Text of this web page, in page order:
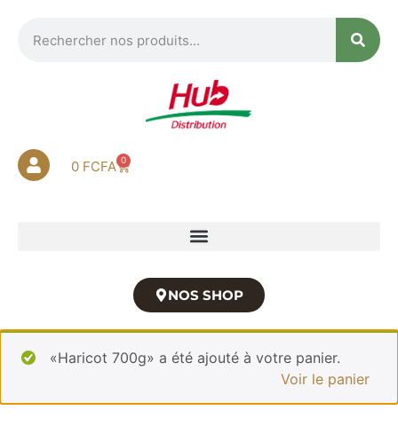
0 FCFA 0
NOS SHOP
«Haricot 700g» a été ajouté à votre panier.
Voir le panier